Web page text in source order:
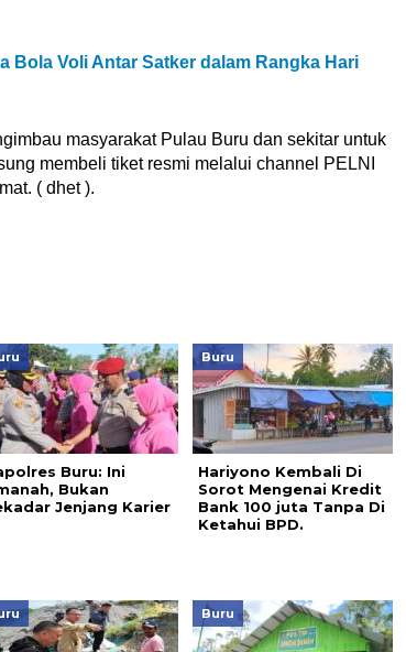
Bola Voli Antar Satker dalam Rangka Hari
masyarakat Pulau Buru dan sekitar untuk
membeli tiket resmi melalui channel PELNI
( dhet ).
Buru: Ini
Bukan
Jenjang Karier
Buru
Hariyono Kembali Di
Sorot Mengenai Kredit
Bank 100 juta Tanpa Di
Ketahui BPD.
Buru